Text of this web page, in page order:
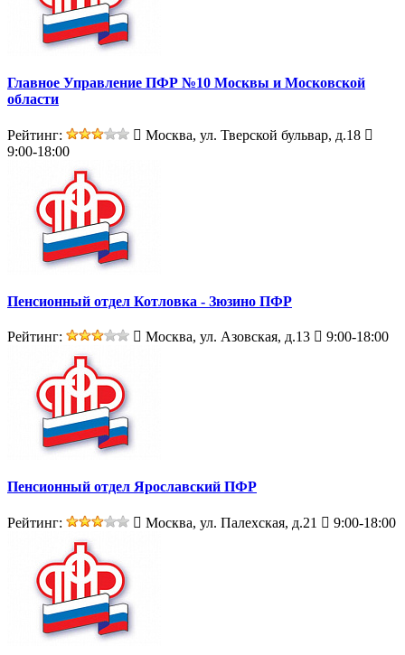
Главное Управление ПФР №10 Москвы и Московской
области
Рейтинг:
Москва, ул. Тверской бульвар, д.18
9:00-18:00
Пенсионный отдел Котловка - Зюзино ПФР
Рейтинг: Москва, ул. Азовская, д.13 9:00-18:00
Пенсионный отдел Ярославский ПФР
Рейтинг: Москва, ул. Палехская, д.21 9:00-18:00